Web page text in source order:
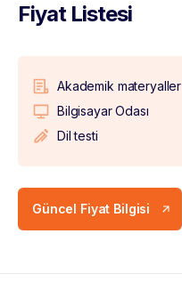
Fiyat Listesi
Akademik materyaller
Bilgisayar Odası
Dil testi
Güncel Fiyat Bilgisi